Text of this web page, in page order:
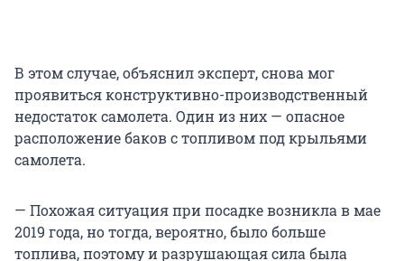
В этом случае, объяснил эксперт, снова мог
проявиться конструктивно-производственный
недостаток самолета. Один из них — опасное
расположение баков с топливом под крыльями
самолета.
— Похожая ситуация при посадке возникла в мае
2019 года, но тогда, вероятно, было больше
топлива, поэтому и разрушающая сила была